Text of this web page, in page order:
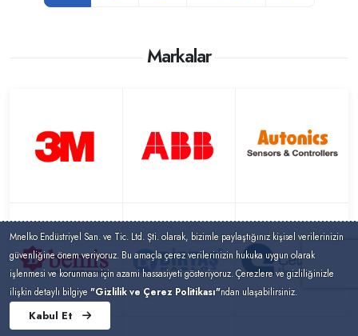
Markalar
Mnelko Endüstriyel San. ve Tic. Ltd. Şti. olarak, bizimle paylaştığınız kişisel verilerinizin
güvenliğine önem veriyoruz. Bu amaçla çerez verilerinizin hukuka uygun olarak
işlenmesi ve korunması için azami hassasiyeti gösteriyoruz. Çerezlere ve gizliliğinizle
ilişkin detaylı bilgiye "Gizlilik ve Çerez Politikası"ndan ulaşabilirsiniz.
Kabul Et